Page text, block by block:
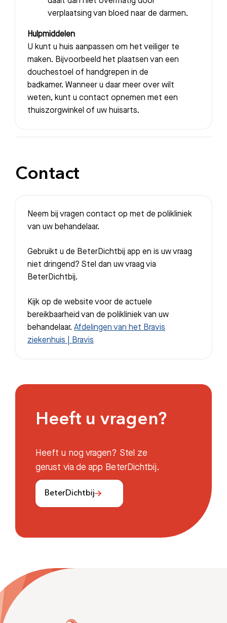
verplaatsing van bloed naar de darmen.
Hulpmiddelen
U kunt u huis aanpassen om het veiliger te
maken. Bijvoorbeeld het plaatsen van een
douchestoel of handgrepen in de
badkamer. Wanneer u daar meer over wilt
weten, kunt u contact opnemen met een
thuiszorgwinkel of uw huisarts.
Contact
Neem bij vragen contact op met de polikliniek
van uw behandelaar.
Gebruikt u de BeterDichtbij app en is uw vraag
niet dringend? Stel dan uw vraag via
BeterDichtbij.
Kijk op de website voor de actuele
bereikbaarheid van de polikliniek van uw
behandelaar. Afdelingen van het Bravis
ziekenhuis | Bravis
Heeft u vragen?
Heeft u nog vragen? Stel ze
gerust via de app BeterDichtbij.
BeterDichtbij